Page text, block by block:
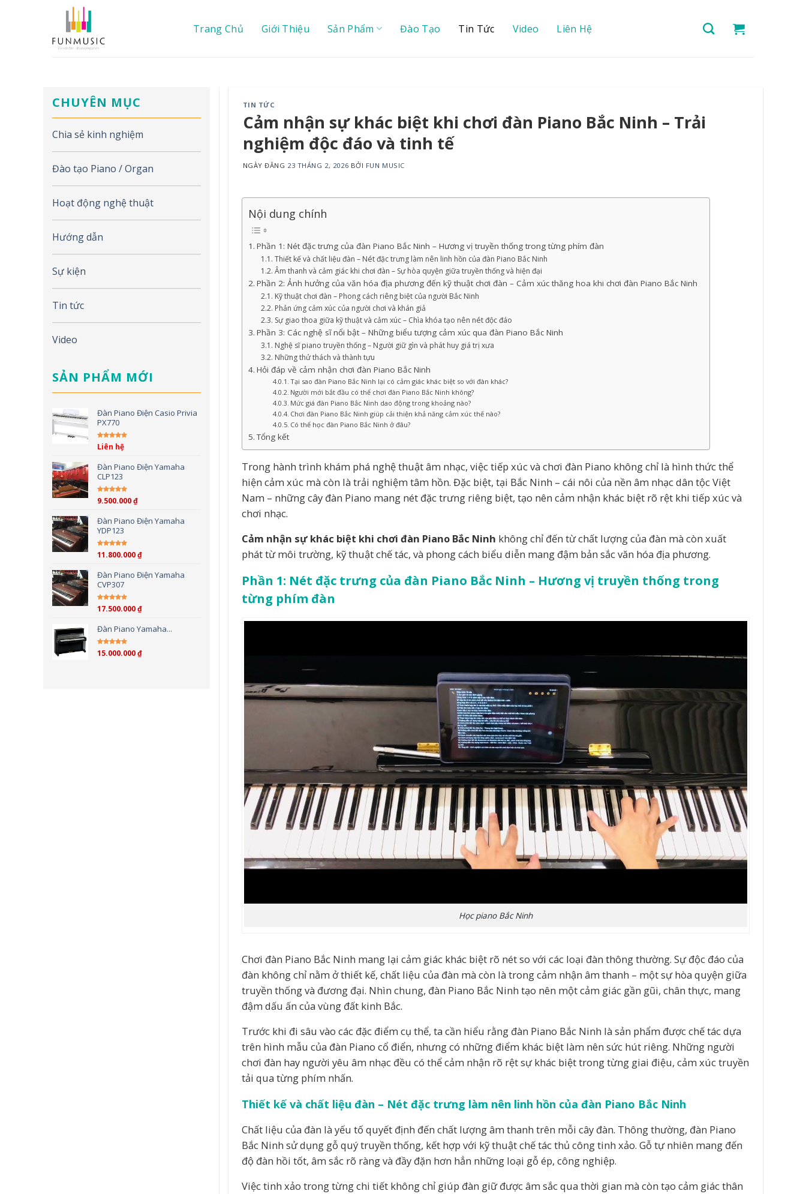
Trang Chủ Giới Thiệu Sản Phẩm Đào Tạo Tin Tức Video Liên Hệ
CHUYÊN MỤC
Chia sẻ kinh nghiệm
Đào tạo Piano / Organ
Hoạt động nghệ thuật
Hướng dẫn
Sự kiện
Tin tức
Video
SẢN PHẨM MỚI
Đàn Piano Điện Casio Privia
PX770
Được xếp hạng
Liên hệ
Đàn Piano Điện Yamaha
CLP123
Được xếp hạng
9.500.000₫
Đàn Piano Điện Yamaha
YDP123
Được xếp hạng
11.800.000₫
Đàn Piano Điện Yamaha
CVP307
Được xếp hạng
17.500.000₫
Đàn Piano Yamaha...
Được xếp hạng
15.000.000₫
TIN TỨC
Cảm nhận sự khác biệt khi chơi đàn Piano Bắc Ninh – Trải
nghiệm độc đáo và tinh tế
NGÀY ĐĂNG 23 THÁNG 2, 2026 BỞI FUN MUSIC
Nội dung chính
Phần 1: Nét đặc trưng của đàn Piano Bắc Ninh – Hương vị truyền thống trong từng phím đàn
Thiết kế và chất liệu đàn – Nét đặc trưng làm nên linh hồn của đàn Piano Bắc Ninh
Âm thanh và cảm giác khi chơi đàn – Sự hòa quyện giữa truyền thống và hiện đại
Phần 2: Ảnh hưởng của văn hóa địa phương đến kỹ thuật chơi đàn – Cảm xúc thăng hoa khi chơi đàn Piano Bắc Ninh
Kỹ thuật chơi đàn – Phong cách riêng biệt của người Bắc Ninh
Phản ứng cảm xúc của người chơi và khán giả
Sự giao thoa giữa kỹ thuật và cảm xúc – Chìa khóa tạo nên nét độc đáo
Phần 3: Các nghệ sĩ nổi bật – Những biểu tượng cảm xúc qua đàn Piano Bắc Ninh
Nghệ sĩ piano truyền thống – Người giữ gìn và phát huy giá trị xưa
Những thử thách và thành tựu
Hỏi đáp về cảm nhận chơi đàn Piano Bắc Ninh
Tại sao đàn Piano Bắc Ninh lại có cảm giác khác biệt so với đàn khác?
Người mới bắt đầu có thể chơi đàn Piano Bắc Ninh không?
Mức giá đàn Piano Bắc Ninh dao động trong khoảng nào?
Chơi đàn Piano Bắc Ninh giúp cải thiện khả năng cảm xúc thế nào?
Có thể học đàn Piano Bắc Ninh ở đâu?
Tổng kết
Trong hành trình khám phá nghệ thuật âm nhạc, việc tiếp xúc và chơi đàn Piano không chỉ là hình thức thể
hiện cảm xúc mà còn là trải nghiệm tâm hồn. Đặc biệt, tại Bắc Ninh – cái nôi của nền âm nhạc dân tộc Việt
Nam – những cây đàn Piano mang nét đặc trưng riêng biệt, tạo nên cảm nhận khác biệt rõ rệt khi tiếp xúc và
chơi nhạc.
Cảm nhận sự khác biệt khi chơi đàn Piano Bắc Ninh không chỉ đến từ chất lượng của đàn mà còn xuất
phát từ môi trường, kỹ thuật chế tác, và phong cách biểu diễn mang đậm bản sắc văn hóa địa phương.
Phần 1: Nét đặc trưng của đàn Piano Bắc Ninh – Hương vị truyền thống trong
từng phím đàn
Học piano Bắc Ninh
Chơi đàn Piano Bắc Ninh mang lại cảm giác khác biệt rõ nét so với các loại đàn thông thường. Sự độc đáo của
đàn không chỉ nằm ở thiết kế, chất liệu của đàn mà còn là trong cảm nhận âm thanh – một sự hòa quyện giữa
truyền thống và đương đại. Nhìn chung, đàn Piano Bắc Ninh tạo nên một cảm giác gần gũi, chân thực, mang
đậm dấu ấn của vùng đất kinh Bắc.
Trước khi đi sâu vào các đặc điểm cụ thể, ta cần hiểu rằng đàn Piano Bắc Ninh là sản phẩm được chế tác dựa
trên hình mẫu của đàn Piano cổ điển, nhưng có những điểm khác biệt làm nên sức hút riêng. Những người
chơi đàn hay người yêu âm nhạc đều có thể cảm nhận rõ rệt sự khác biệt trong từng giai điệu, cảm xúc truyền
tải qua từng phím nhấn.
Thiết kế và chất liệu đàn – Nét đặc trưng làm nên linh hồn của đàn Piano Bắc Ninh
Chất liệu của đàn là yếu tố quyết định đến chất lượng âm thanh trên mỗi cây đàn. Thông thường, đàn Piano
Bắc Ninh sử dụng gỗ quý truyền thống, kết hợp với kỹ thuật chế tác thủ công tinh xảo. Gỗ tự nhiên mang đến
độ đàn hồi tốt, âm sắc rõ ràng và đầy đặn hơn hẳn những loại gỗ ép, công nghiệp.
Việc tinh xảo trong từng chi tiết không chỉ giúp đàn giữ được âm sắc qua thời gian mà còn tạo cảm giác thân